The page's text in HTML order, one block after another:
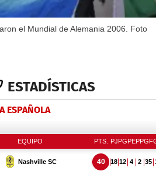
el Mundial de Alemania 2006. Foto
ESTADÍSTICAS
ESPAÑOLA